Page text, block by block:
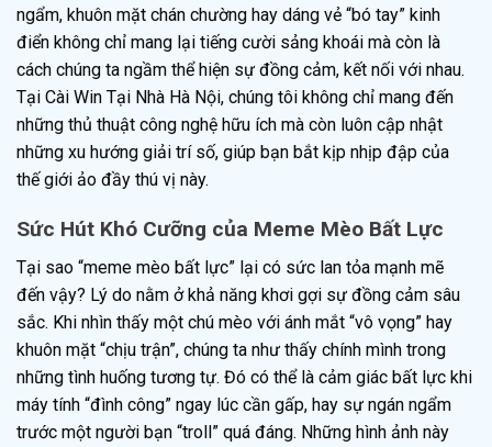
ngẩm, khuôn mặt chán chường hay dáng vẻ “bó tay” kinh
điển không chỉ mang lại tiếng cười sảng khoái mà còn là
cách chúng ta ngầm thể hiện sự đồng cảm, kết nối với nhau.
Tại Cài Win Tại Nhà Hà Nội, chúng tôi không chỉ mang đến
những thủ thuật công nghệ hữu ích mà còn luôn cập nhật
những xu hướng giải trí số, giúp bạn bắt kịp nhịp đập của
thế giới ảo đầy thú vị này.
Sức Hút Khó Cưỡng của Meme Mèo Bất Lực
Tại sao “meme mèo bất lực” lại có sức lan tỏa mạnh mẽ
đến vậy? Lý do nằm ở khả năng khơi gợi sự đồng cảm sâu
sắc. Khi nhìn thấy một chú mèo với ánh mắt “vô vọng” hay
khuôn mặt “chịu trận”, chúng ta như thấy chính mình trong
những tình huống tương tự. Đó có thể là cảm giác bất lực khi
máy tính “đình công” ngay lúc cần gấp, hay sự ngán ngẩm
trước một người bạn “troll” quá đáng. Những hình ảnh này